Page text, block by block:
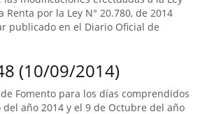
por la Ley N° 20.780, de 2014
publicado en el Diario Oficial de
(10/09/2014)
Fomento para los días comprendidos
año 2014 y el 9 de Octubre del año